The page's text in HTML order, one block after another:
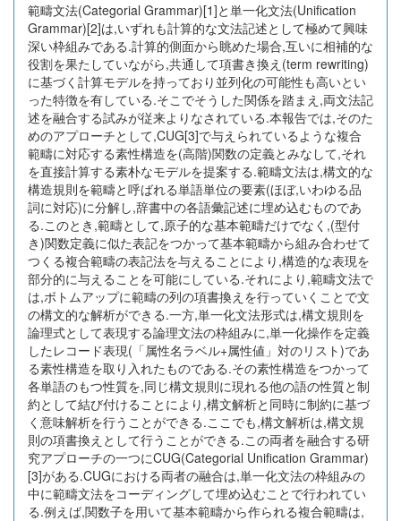
範疇文法(Categorial Grammar)[1]と単一化文法(Unification
Grammar)[2]は,いずれも計算的な文法記述として極めて興味
深い枠組みである.計算的側面から眺めた場合,互いに相補的な
役割を果たしていながら,共通して項書き換え(term rewriting)
に基づく計算モデルを持っており並列化の可能性も高いとい
った特徴を有している.そこでそうした関係を踏まえ,両文法記
述を融合する試みが従来よりなされている.本報告では,そのた
めのアプローチとして,CUG[3]で与えられているような複合
範疇に対応する素性構造を(高階)関数の定義とみなして,それ
を直接計算する素朴なモデルを提案する.範疇文法は,構文的な
構造規則を範疇と呼ばれる単語単位の要素(ほぼ,いわゆる品
詞に対応)に分解し,辞書中の各語彙記述に埋め込むものであ
る.このとき,範疇として,原子的な基本範疇だけでなく,(型付
き)関数定義に似た表記をつかって基本範疇から組み合わせて
つくる複合範疇の表記法を与えることにより,構造的な表現を
部分的に与えることを可能にしている.それにより,範疇文法で
は,ボトムアップに範疇の列の項書換えを行っていくことで文
の構文的な解析ができる.一方,単一化文法形式は,構文規則を
論理式として表現する論理文法の枠組みに,単一化操作を定義
したレコード表現(「属性名ラベル+属性値」対のリスト)であ
る素性構造を取り入れたものである.その素性構造をつかって
各単語のもつ性質を,同じ構文規則に現れる他の語の性質と制
約として結び付けることにより,構文解析と同時に制約に基づ
く意味解析を行うことができる.ここでも,構文解析は,構文規
則の項書換えとして行うことができる.この両者を融合する研
究アプローチの一つにCUG(Categorial Unification Grammar)
[3]がある.CUGにおける両者の融合は,単一化文法の枠組みの
中に範疇文法をコーディングして埋め込むことで行われてい
る.例えば,関数子を用いて基本範疇から作られる複合範疇は,